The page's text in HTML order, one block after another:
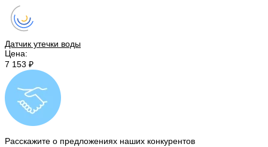
Датчик утечки воды
Цена:
7 153 ₽
Расскажите о предложениях наших конкурентов